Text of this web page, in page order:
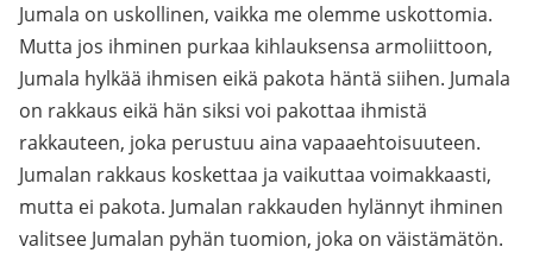
Jumala on uskollinen, vaikka me olemme uskottomia.
Mutta jos ihminen purkaa kihlauksensa armoliittoon,
Jumala hylkää ihmisen eikä pakota häntä siihen. Jumala
on rakkaus eikä hän siksi voi pakottaa ihmistä
rakkauteen, joka perustuu aina vapaaehtoisuuteen.
Jumalan rakkaus koskettaa ja vaikuttaa voimakkaasti,
mutta ei pakota. Jumalan rakkauden hylännyt ihminen
valitsee Jumalan pyhän tuomion, joka on väistämätön.